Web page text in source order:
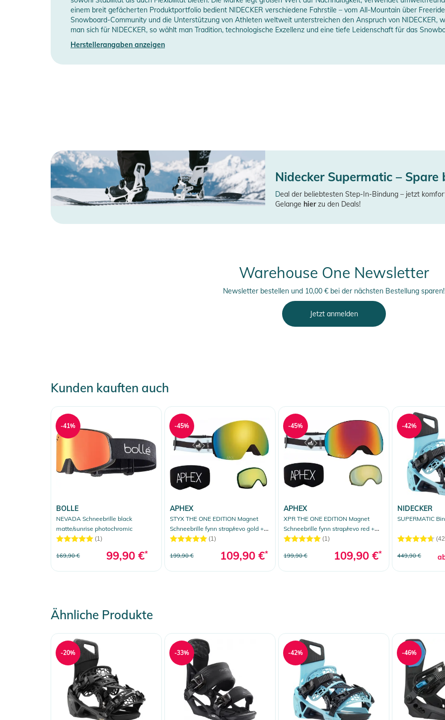
M: 37,5–41
L: 41,5–44
XL: 44,5–48,5
Produktinformationen und Sicherheitshinweise
Manufacturer Information Herstellerangaben anzeigen
einem breit gefächerten Produktportfolio bedient NIDECKER verschiedene Fahrstile – vom All-Mountain über
Snowboard-Community und die Unterstützung von Athleten weltweit unterstreichen den Anspruch von NIDECKER,
man sich für NIDECKER, so wählt man Tradition, technologische Exzellenz und eine tiefe Leidenschaft für das
Herstellerangaben anzeigen
Nidecker Supermatic – Spare
Deal der beliebtesten Step-In-Bindung – jetzt
Gelange hierzu den Deals!
Warehouse One Newsletter
Newsletter bestellen und 10,00 € bei der nächsten Bestellung sparen!
Jetzt anmelden
Kunden kauften auch
BOLLE
NEVADA Schneebrille black
matte/sunrise photochromic
(1)
169,90 € 99,90 €*
-41%
APHEX
STYX THE ONE EDITION Magnet
Schneebrille fynn strap/revo gold +
Zusatzglas yellow
(1)
199,90 € 109,90 €*
-45%
APHEX
XPR THE ONE EDITION Magnet
Schneebrille fynn strap/revo red +
Zusatzglas yellow
(1)
199,90 € 109,90 €*
-45%
NIDECKER
SUPERMATIC
449,90 €
-42%
Ähnliche Produkte
-20% -33% -42% -46%